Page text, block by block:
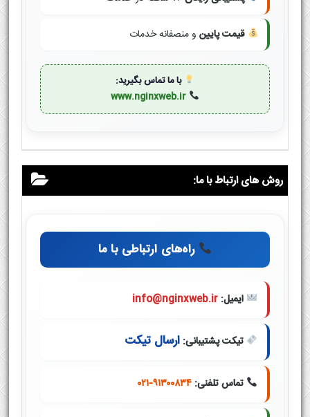
قیمت پایین و منصفانه خدمات
با ما تماس بگیرید:
www.nginxweb.ir
روش های ارتباط با ما:
راه‌های ارتباطی با ما
ایمیل: info@nginxweb.ir
تیکت پشتیبانی: ارسال تیکت
تماس تلفنی: ۰۲۱-۹۱۳۰۰۸۳۴